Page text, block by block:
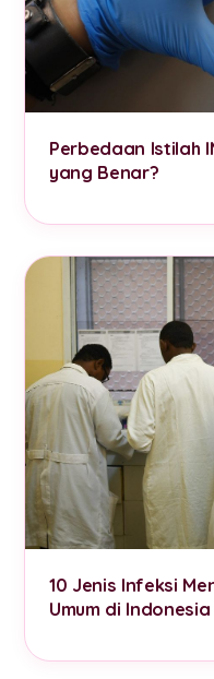
Perbedaan Istilah
yang Benar?
10 Jenis Infeksi
Umum di Indonesia